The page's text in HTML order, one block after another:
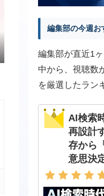
編集部の今週お
編集部が直近1
中から、視聴数
を厳選したラン
AI検索
再設計
存から
意思決